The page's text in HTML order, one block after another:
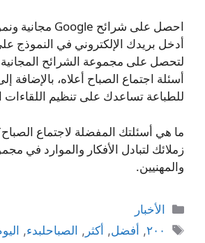
احصل على شرائح Google مجانية ونموذج قابل للطباعة!
أدخل بريدك الإلكتروني في النموذج
لتحصل على مجموعة الشرائح
أسئلة اجتماع الصباح أعلاه، بالإضافة
للطباعة تساعدك على تنظيم اللقاءات
ما هي أسئلتك المفضلة لاجتماع
زملائك لتبادل الأفكار والموارد في
والمهنيين.
التصنيفات
الأخبار
الوسوم
٢٠٠, أفضل, أكثر , الصباحلبدء,